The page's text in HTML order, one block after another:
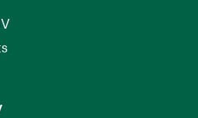
(ouvre une nouvelle fenêtre)
(ouvre une nouvelle fenêtre)